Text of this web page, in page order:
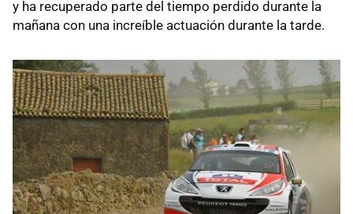
y ha recuperado parte del tiempo perdido durante la
mañana con una increíble actuación durante la tarde.